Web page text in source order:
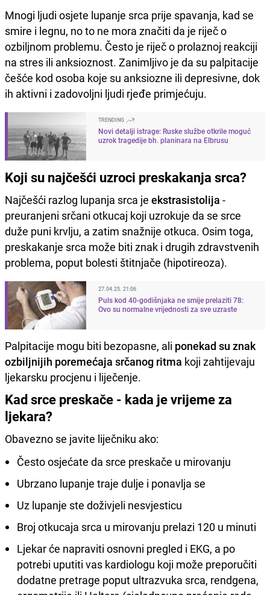
Mnogi ljudi osjete lupanje srca prije spavanja, kad se
smire i legnu, no to ne mora značiti da je riječ o
ozbiljnom problemu. Često je riječ o prolaznoj reakciji
na stres ili anksioznost. Zanimljivo je da su palpitacije
češće kod osoba koje su anksiozne ili depresivne, dok
ih aktivni i zadovoljni ljudi rjeđe primjećuju.
TRENDING
Novi detalji istrage: Ruske službe otkrile moguć
uzrok tragedije bh. planinara na Elbrusu
Koji su najčešći uzroci preskakanja srca?
Najčešći razlog lupanja srca je ekstrasistolija -
preuranjeni srčani otkucaj koji uzrokuje da se srce
duže puni krvlju, a zatim snažnije otkuca. Osim toga,
preskakanje srca može biti znak i drugih zdravstvenih
problema, poput bolesti štitnjače (hipotireoza).
27.04.25. 21:06
Puls kod 40-godišnjaka ne smije prelaziti 78:
Ovo su normalne vrijednosti za sve uzraste
Palpitacije mogu biti bezopasne, ali ponekad su znak
ozbiljnijih poremećaja srčanog ritma koji zahtijevaju
ljekarsku procjenu i liječenje.
Kad srce preskače - kada je vrijeme za
ljekara?
Obavezno se javite liječniku ako:
Često osjećate da srce preskače u mirovanju
Ubrzano lupanje traje dulje i ponavlja se
Uz lupanje ste doživjeli nesvjesticu
Broj otkucaja srca u mirovanju prelazi 120 u minuti
Ljekar će napraviti osnovni pregled i EKG, a po
potrebi uputiti vas kardiologu koji može preporučiti
dodatne pretrage poput ultrazvuka srca, rendgena,